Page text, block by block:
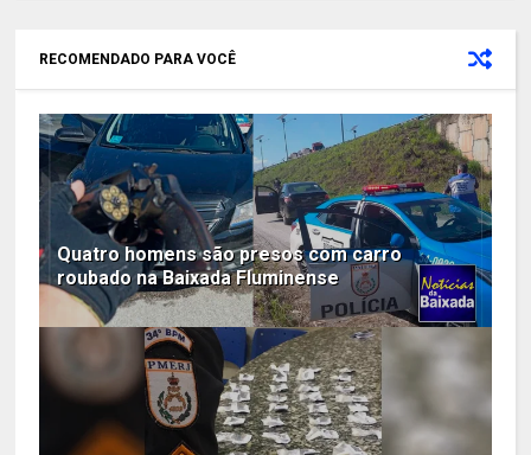
RECOMENDADO PARA VOCÊ
Quatro homens são presos com carro
roubado na Baixada Fluminense